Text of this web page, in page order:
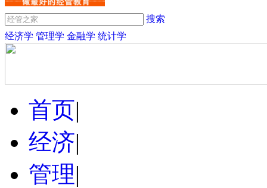
搜索
经济学 管理学 金融学 统计学
首页|
经济|
管理|